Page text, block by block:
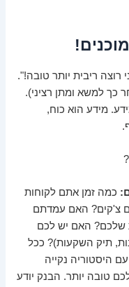
רוצה ריבית יותר טובה!".
כך למשא ומתן רציני).
מידע הוא כוח,
כמה זמן אתם לקוחות
צ'קים? האם עמדתם
שלכם? האם יש לכם
תיק השקעות)? ככל
היסטוריה נקייה
טובה יותר. הבנק יודע